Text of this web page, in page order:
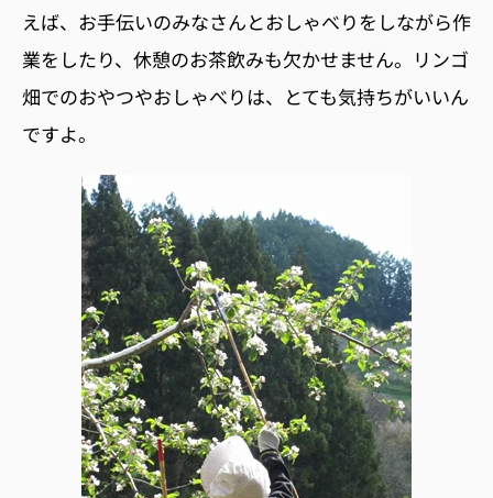
えば、お手伝いのみなさんとおしゃべりをしながら作
業をしたり、休憩のお茶飲みも欠かせません。リンゴ
畑でのおやつやおしゃべりは、とても気持ちがいいん
ですよ。